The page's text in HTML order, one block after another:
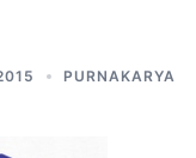
PURNAKARYA